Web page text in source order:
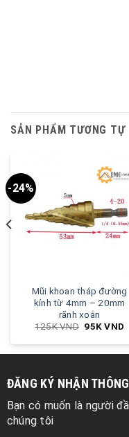
SẢN PHẨM TƯƠNG TỰ
-24%
Mũi khoan tháp đường
kính từ 4mm – 20mm
rãnh xoắn
125KVND 95KVND
ĐĂNG KÝ NHẬN
Bạn có muốn là người
chúng tôi